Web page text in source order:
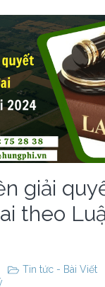
giải
theo
Tin tức - Bài Viết